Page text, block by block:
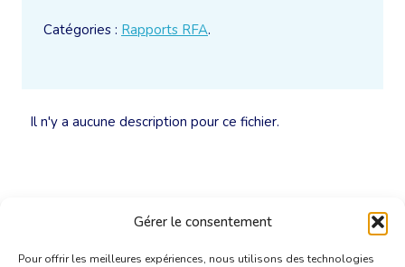
Gérer le consentement
Pour offrir les meilleures expériences, nous utilisons des technologies
Il n'y a aucune description pour ce fichier.
Catégories : Rapports RFA.